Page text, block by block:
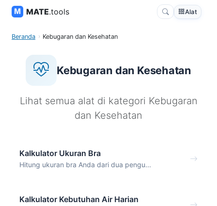
MATE.tools Alat
Beranda Kebugaran dan Kesehatan
Kebugaran dan Kesehatan
Lihat semua alat di kategori Kebugaran
dan Kesehatan
Kalkulator Ukuran Bra
Hitung ukuran bra Anda dari dua pengu...
Kalkulator Kebutuhan Air Harian